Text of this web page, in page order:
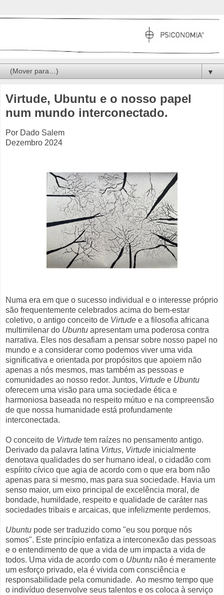
▼
Virtude, Ubuntu e o nosso papel
num mundo interconectado.
Por Dado Salem
Dezembro 2024
Numa era em que o sucesso individual e o interesse próprio
são frequentemente celebrados acima do bem-estar
coletivo, o antigo conceito de Virtude e a filosofia africana
multimilenar do Ubuntu apresentam uma poderosa contra
narrativa. Eles nos desafiam a pensar sobre nosso papel no
mundo e a considerar como podemos viver uma vida
significativa e orientada por propósitos que apoiem não
apenas a nós mesmos, mas também as pessoas e
comunidades ao nosso redor. Juntos, Virtude e Ubuntu
oferecem uma visão para uma sociedade ética e
harmoniosa baseada no respeito mútuo e na compreensão
de que nossa humanidade está profundamente
interconectada.
O conceito de Virtude tem raízes no pensamento antigo.
Derivado da palavra latina Virtus, Virtude inicialmente
denotava qualidades do ser humano ideal, o cidadão com
espírito cívico que agia de acordo com o que era bom não
apenas para si mesmo, mas para sua sociedade. Havia um
senso maior, um eixo principal de excelência moral, de
bondade, humildade, respeito e qualidade de caráter nas
sociedades tribais e arcaicas, que infelizmente perdemos.
Ubuntu pode ser traduzido como "eu sou porque nós
somos". Este princípio enfatiza a interconexão das pessoas
e o entendimento de que a vida de um impacta a vida de
todos. Uma vida de acordo com o Ubuntu não é meramente
um esforço privado, ela é vivida com consciência e
responsabilidade pela comunidade. Ao mesmo tempo que
o indivíduo desenvolve seus talentos e os coloca à serviço